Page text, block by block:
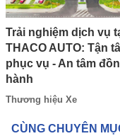
Trải nghiệm dịch vụ
THACO AUTO: Tận
phục vụ - An tâm
hành
Thương hiệu Xe
CÙNG CHUYÊN